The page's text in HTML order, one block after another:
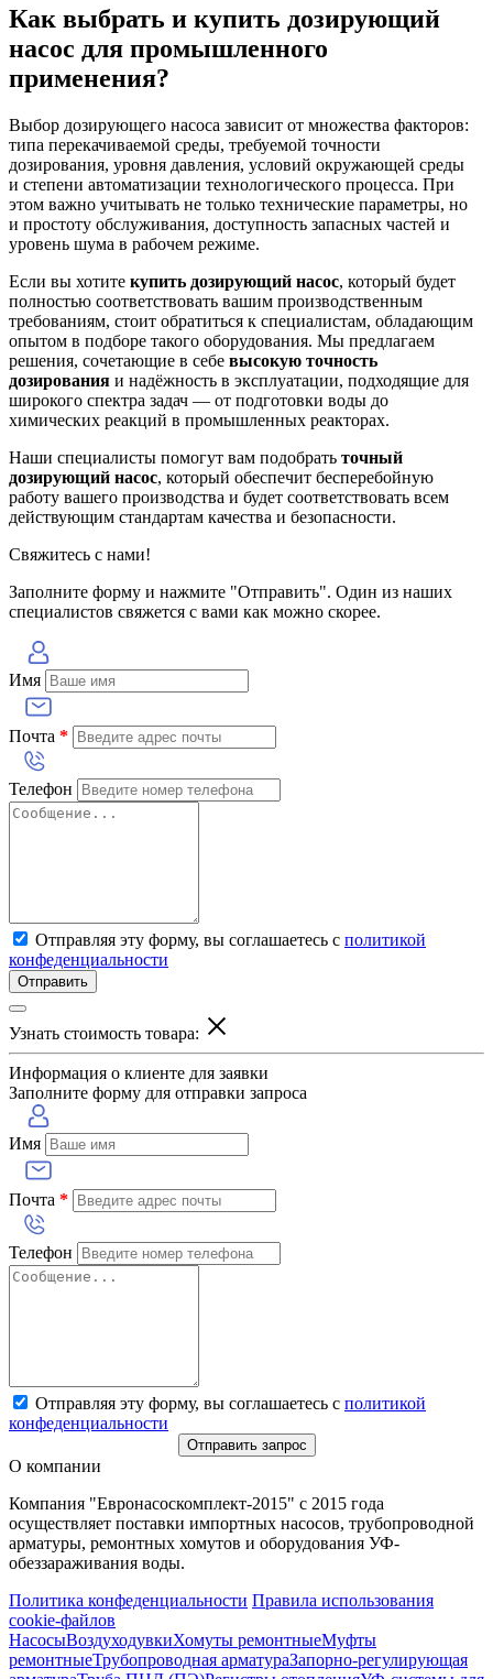
Как выбрать и купить дозирующий
насос для промышленного
применения?
Выбор дозирующего насоса зависит от множества факторов:
типа перекачиваемой среды, требуемой точности
дозирования, уровня давления, условий окружающей среды
и степени автоматизации технологического процесса. При
этом важно учитывать не только технические параметры, но
и простоту обслуживания, доступность запасных частей и
уровень шума в рабочем режиме.
Если вы хотите купить дозирующий насос, который будет
полностью соответствовать вашим производственным
требованиям, стоит обратиться к специалистам, обладающим
опытом в подборе такого оборудования. Мы предлагаем
решения, сочетающие в себе высокую точность
дозирования и надёжность в эксплуатации, подходящие для
широкого спектра задач — от подготовки воды до
химических реакций в промышленных реакторах.
Наши специалисты помогут вам подобрать точный
дозирующий насос, который обеспечит бесперебойную
работу вашего производства и будет соответствовать всем
действующим стандартам качества и безопасности.
Свяжитесь с нами!
Заполните форму и нажмите "Отправить". Один из наших
специалистов свяжется с вами как можно скорее.
Имя
Почта *
Телефон
Отправляя эту форму, вы соглашаетесь с политикой
конфеденциальности
Отправить
Узнать стоимость товара:
Информация о клиенте для заявки
Заполните форму для отправки запроса
Имя
Почта *
Телефон
Отправляя эту форму, вы соглашаетесь с политикой
конфеденциальности
Отправить запрос
О компании
Компания "Евронасоскомплект-2015" с 2015 года
осуществляет поставки импортных насосов, трубопроводной
арматуры, ремонтных хомутов и оборудования УФ-
обеззараживания воды.
Политика конфеденциальности Правила использования
cookie-файлов
НасосыВоздуходувкиХомуты ремонтныеМуфты
ремонтныеТрубопроводная арматураЗапорно-регулирующая